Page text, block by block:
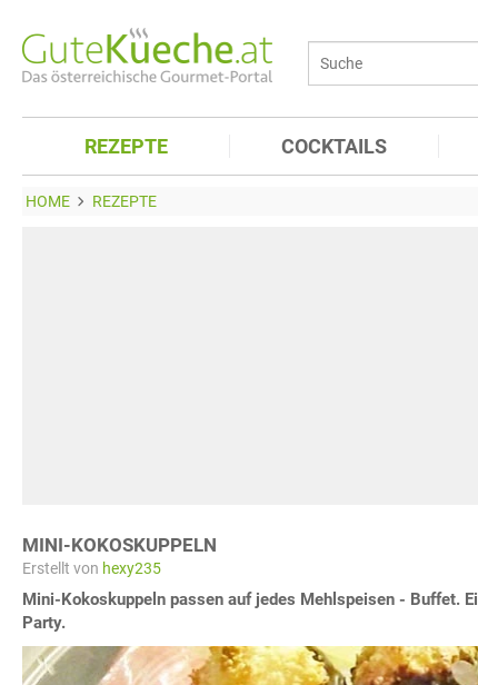
REZEPTE COCKTAILS
HOME REZEPTE
MINI-KOKOSKUPPELN
Erstellt von hexy235
Mini-Kokoskuppeln passen auf jedes Mehlspeisen - Buffet.
Party.